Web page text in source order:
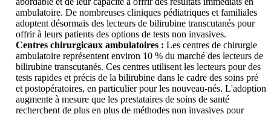
ambulatoire. De nombreuses cliniques pédiatriques et familiales
adoptent désormais des lecteurs de bilirubine transcutanés pour
offrir à leurs patients des options de tests non invasives.
Centres chirurgicaux ambulatoires : Les centres de chirurgie
ambulatoire représentent environ 10 % du marché des lecteurs de
bilirubine transcutanés. Ces centres utilisent les lecteurs pour des
tests rapides et précis de la bilirubine dans le cadre des soins pré
et postopératoires, en particulier pour les nouveau-nés. L'adoption
augmente à mesure que les prestataires de soins de santé
recherchent de plus en plus de méthodes non invasives pour